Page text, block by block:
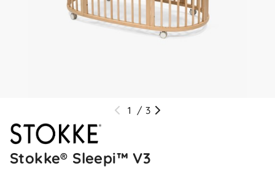
1 / 3
Stokke® Sleepi™ V3